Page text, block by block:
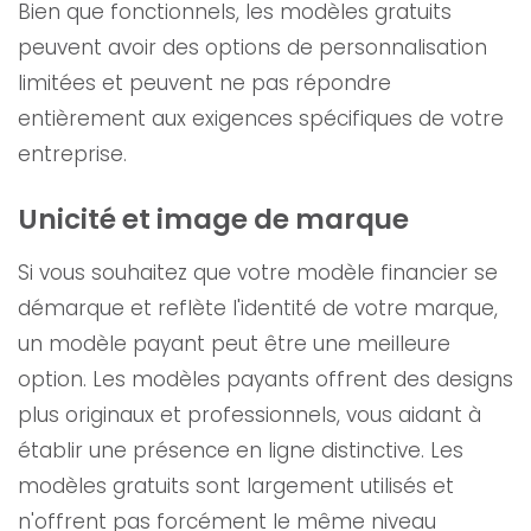
Bien que fonctionnels, les modèles gratuits
peuvent avoir des options de personnalisation
limitées et peuvent ne pas répondre
entièrement aux exigences spécifiques de votre
entreprise.
Unicité et image de marque
Si vous souhaitez que votre modèle financier se
démarque et reflète l'identité de votre marque,
un modèle payant peut être une meilleure
option. Les modèles payants offrent des designs
plus originaux et professionnels, vous aidant à
établir une présence en ligne distinctive. Les
modèles gratuits sont largement utilisés et
n'offrent pas forcément le même niveau